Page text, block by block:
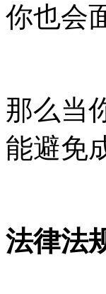
你也会
那么当
能避免
法律法